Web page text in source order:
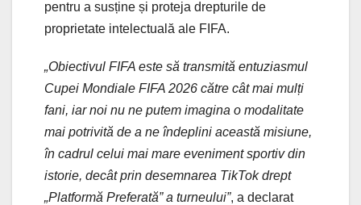
pentru a susține și proteja drepturile de
proprietate intelectuală ale FIFA.
„Obiectivul FIFA este să transmită entuziasmul
Cupei Mondiale FIFA 2026 către cât mai mulți
fani, iar noi nu ne putem imagina o modalitate
mai potrivită de a ne îndeplini această misiune,
în cadrul celui mai mare eveniment sportiv din
istorie, decât prin desemnarea TikTok drept
„Platformă Preferată” a turneului”, a declarat